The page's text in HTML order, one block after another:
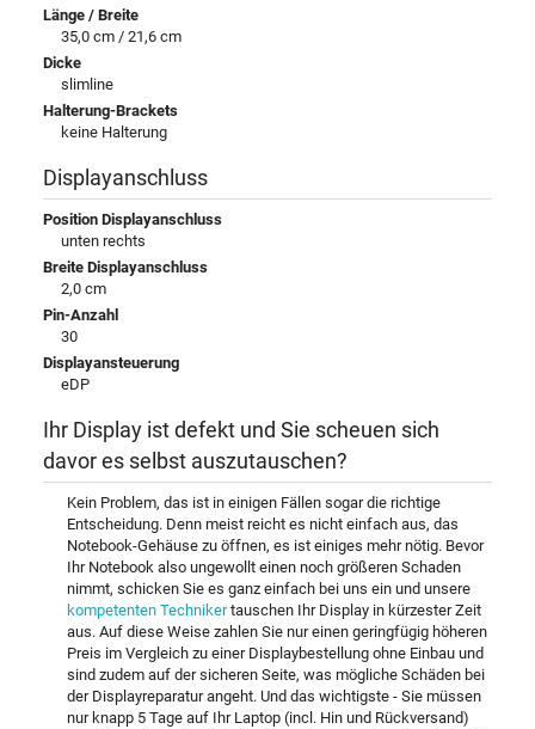
Länge / Breite
35,0 cm / 21,6 cm
Dicke
slimline
Halterung-Brackets
keine Halterung
Displayanschluss
Position Displayanschluss
unten rechts
Breite Displayanschluss
2,0 cm
Pin-Anzahl
30
Displayansteuerung
eDP
Ihr Display ist defekt und Sie scheuen sich
davor es selbst auszutauschen?
Kein Problem, das ist in einigen Fällen sogar die richtige
Entscheidung. Denn meist reicht es nicht einfach aus, das
Notebook-Gehäuse zu öffnen, es ist einiges mehr nötig. Bevor
Ihr Notebook also ungewollt einen noch größeren Schaden
nimmt, schicken Sie es ganz einfach bei uns ein und unsere
kompetenten Technikertauschen Ihr Display in kürzester Zeit
aus. Auf diese Weise zahlen Sie nur einen geringfügig höheren
Preis im Vergleich zu einer Displaybestellung ohne Einbau und
sind zudem auf der sicheren Seite, was mögliche Schäden bei
der Displayreparatur angeht. Und das wichtigste - Sie müssen
nur knapp 5 Tage auf Ihr Laptop (incl. Hin und Rückversand)